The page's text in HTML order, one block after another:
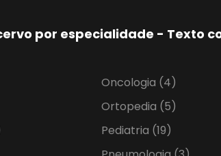
por especialidade - Texto
Oncologia (4)
Ortopedia (5)
Pediatria (19)